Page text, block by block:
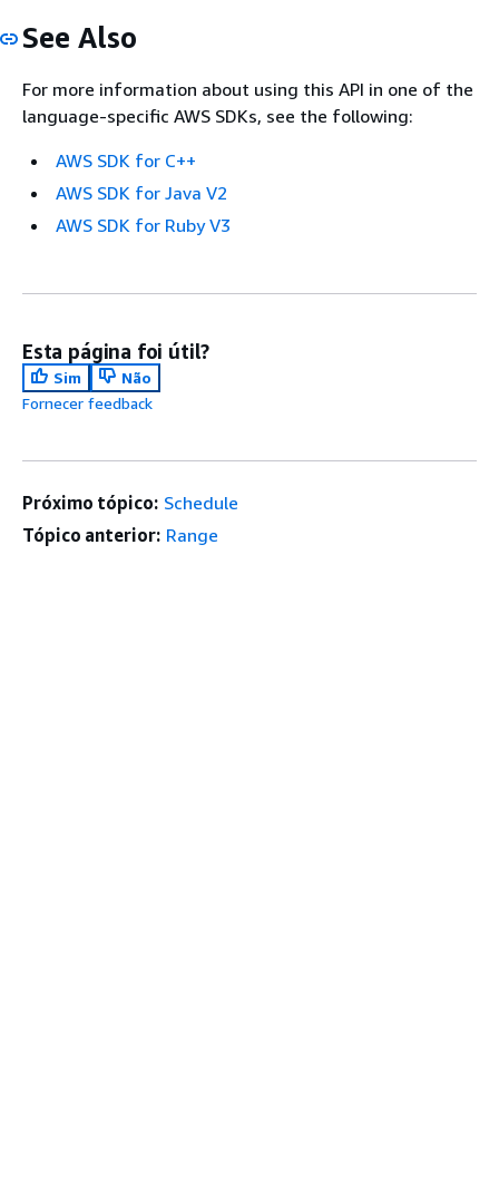
See Also
For more information about using this API in one of the
language-specific AWS SDKs, see the following:
AWS SDK for C++
AWS SDK for Java V2
AWS SDK for Ruby V3
Esta página foi útil?
Sim
Não
Fornecer feedback
Próximo tópico: Schedule
Tópico anterior: Range